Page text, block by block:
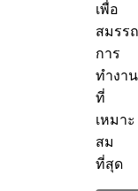
เพื่อ
สมรร
การ
ทำงาน
ที่
เหมาะ
สม
ที่สุด